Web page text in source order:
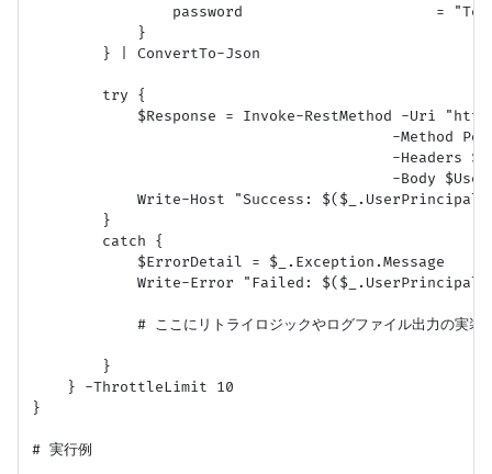
password                      =
            }
        } | ConvertTo-Json
        try {
$Response = Invoke-RestMethod -Uri
-Method
-Headers
-Body
Write-Host "Success:
        }
        catch {
            $ErrorDetail = $_.Exception.Message
Write-Error "Failed:
# ここにリトライロジックやログファイル出力の実装
        }
    } -ThrottleLimit 10
}
# 実行例